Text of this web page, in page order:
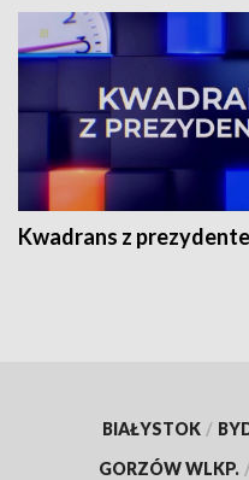
Kwadrans z
BIAŁYSTOK /
GORZÓW WLKP.